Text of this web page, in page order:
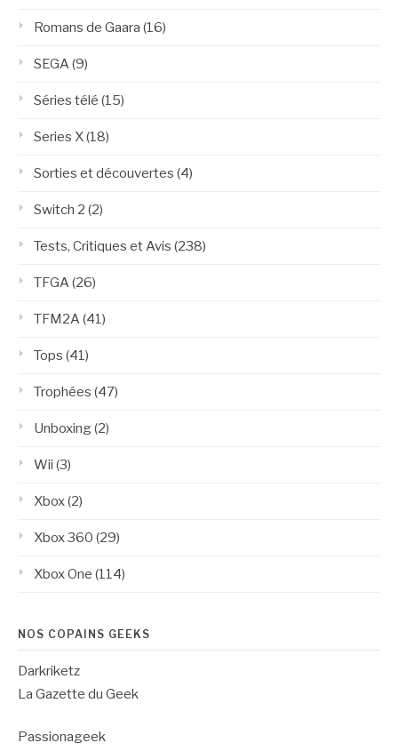
Romans de Gaara (16)
SEGA (9)
Séries télé (15)
Series X(18)
Sorties et découvertes (4)
Switch 2 (2)
Tests, Critiques et Avis (238)
TFGA (26)
TFM2A (41)
Tops (41)
Trophées (47)
Unboxing(2)
Wii (3)
Xbox(2)
Xbox 360 (29)
Xbox One (114)
NOS COPAINS GEEKS
Darkriketz
La Gazette du Geek
Passionageek